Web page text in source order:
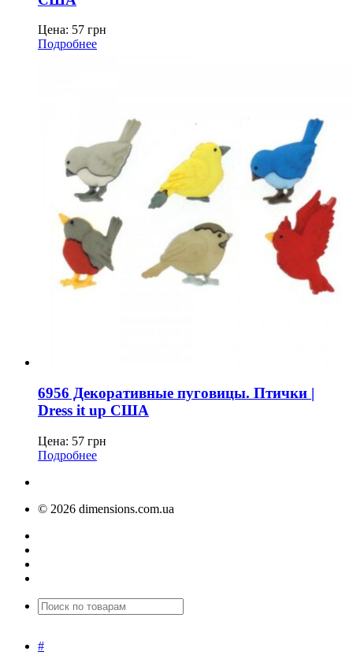
Цена: 57 грн
Подробнее
6956 Декоративные пуговицы. Птички |
Dress it up США
Цена: 57 грн
Подробнее
© 2026 dimensions.com.ua
#